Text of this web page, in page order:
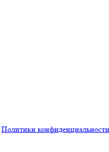
Политики конфиденциальности